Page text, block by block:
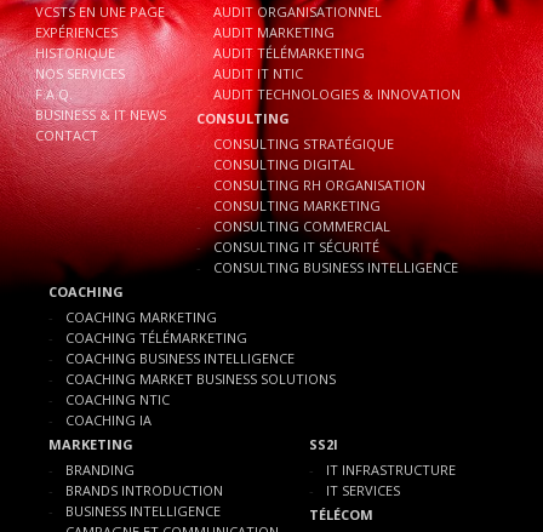
VCSTS EN UNE PAGE
EXPÉRIENCES
HISTORIQUE
NOS SERVICES
F.A.Q.
BUSINESS & IT NEWS
CONTACT
AUDIT ORGANISATIONNEL
AUDIT MARKETING
AUDIT TÉLÉMARKETING
AUDIT IT NTIC
AUDIT TECHNOLOGIES & INNOVATION
CONSULTING
CONSULTING STRATÉGIQUE
CONSULTING DIGITAL
CONSULTING RH ORGANISATION
CONSULTING MARKETING
CONSULTING COMMERCIAL
CONSULTING IT SÉCURITÉ
CONSULTING BUSINESS INTELLIGENCE
COACHING
COACHING MARKETING
COACHING TÉLÉMARKETING
COACHING BUSINESS INTELLIGENCE
COACHING MARKET BUSINESS SOLUTIONS
COACHING NTIC
COACHING IA
MARKETING
BRANDING
BRANDS INTRODUCTION
BUSINESS INTELLIGENCE
SS2I
IT INFRASTRUCTURE
IT SERVICES
TÉLÉCOM